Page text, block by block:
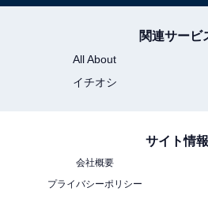
関連サービ
All About
イチオシ
サイト情報
会社概要
プライバシーポリシー